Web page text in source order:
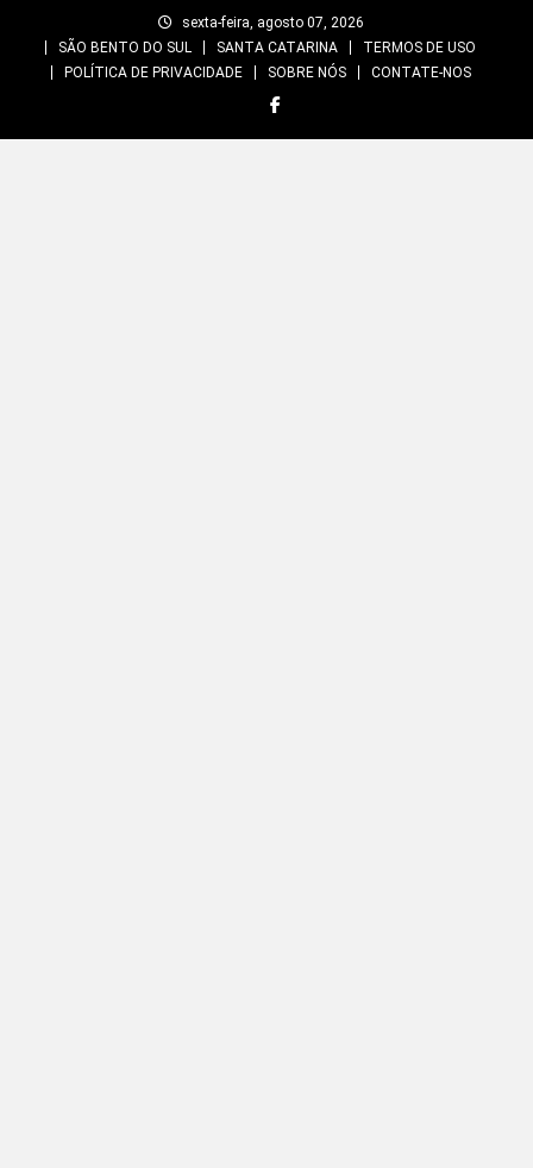
sexta-feira, agosto 07, 2026
SÃO BENTO DO SUL
SANTA CATARINA
TERMOS DE USO
POLÍTICA DE PRIVACIDADE
SOBRE NÓS CONTATE-NOS